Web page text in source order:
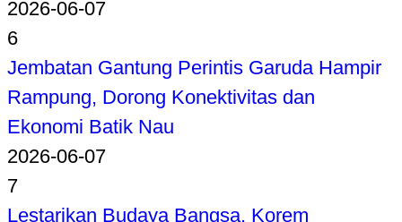
2026-06-07
6
Jembatan Gantung Perintis Garuda Hampir
Rampung, Dorong Konektivitas dan
Ekonomi Batik Nau
2026-06-07
7
Lestarikan Budaya Bangsa, Korem